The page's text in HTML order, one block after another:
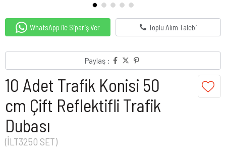
WhatsApp ile Sipariş Ver Toplu Alım Talebi
Paylaş :
10 Adet Trafik Konisi 50
cm Çift Reflektifli Trafik
Dubası
(İLT3250 SET)